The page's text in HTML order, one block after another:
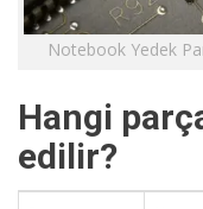
Notebook Yedek
Hangi
edilir?